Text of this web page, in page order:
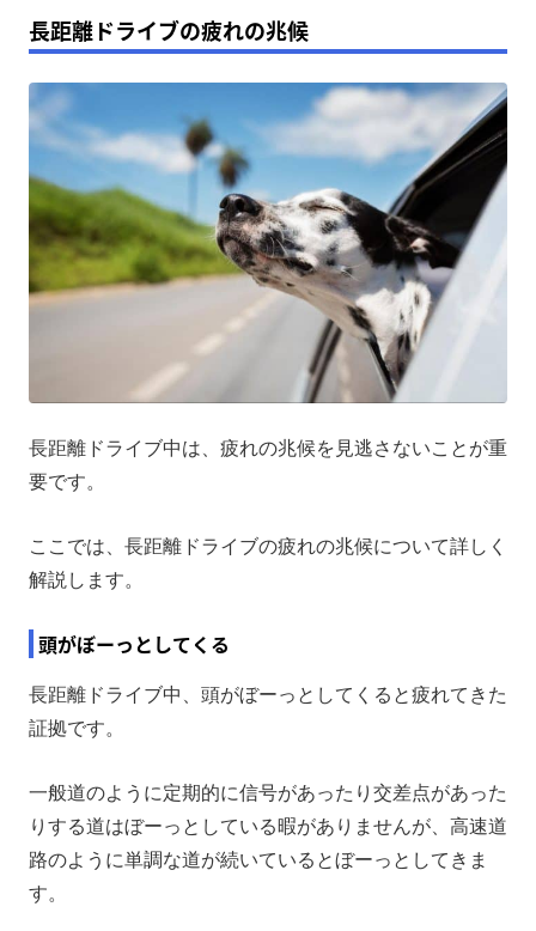
長距離ドライブの疲れの兆候
長距離ドライブ中は、疲れの兆候を見逃さないことが重
要です。
ここでは、長距離ドライブの疲れの兆候について詳しく
解説します。
頭がぼーっとしてくる
長距離ドライブ中、頭がぼーっとしてくると疲れてきた
証拠です。
一般道のように定期的に信号があったり交差点があった
りする道はぼーっとしている暇がありませんが、高速道
路のように単調な道が続いているとぼーっとしてきま
す。